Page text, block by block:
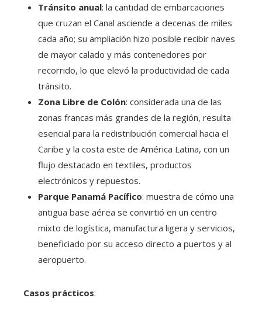
Tránsito anual: la cantidad de embarcaciones
que cruzan el Canal asciende a decenas de miles
cada año; su ampliación hizo posible recibir naves
de mayor calado y más contenedores por
recorrido, lo que elevó la productividad de cada
tránsito.
Zona Libre de Colón: considerada una de las
zonas francas más grandes de la región, resulta
esencial para la redistribución comercial hacia el
Caribe y la costa este de América Latina, con un
flujo destacado en textiles, productos
electrónicos y repuestos.
Parque Panamá Pacífico: muestra de cómo una
antigua base aérea se convirtió en un centro
mixto de logística, manufactura ligera y servicios,
beneficiado por su acceso directo a puertos y al
aeropuerto.
Casos prácticos: